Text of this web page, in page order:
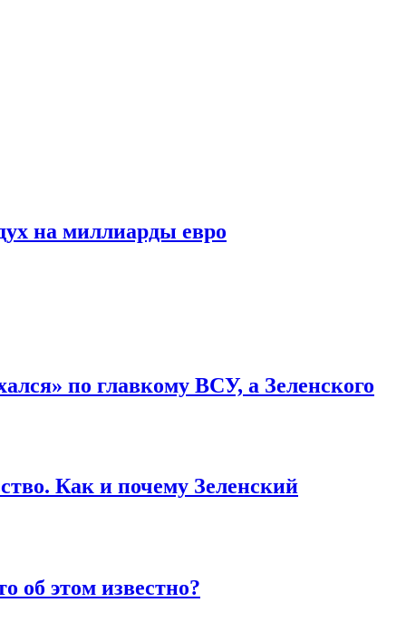
на миллиарды евро
по главкому ВСУ, а Зеленского
Как и почему Зеленский
об этом известно?